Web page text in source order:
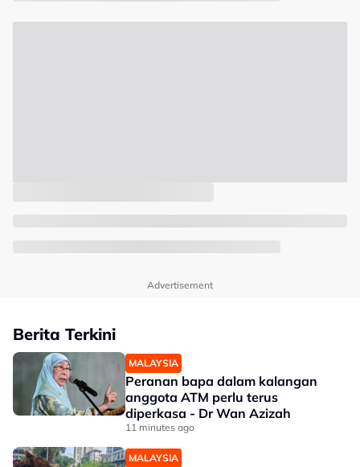
Advertisement
Berita Terkini
MALAYSIA
Peranan bapa dalam kalangan
anggota ATM perlu terus
diperkasa - Dr Wan Azizah
11 minutes ago
MALAYSIA